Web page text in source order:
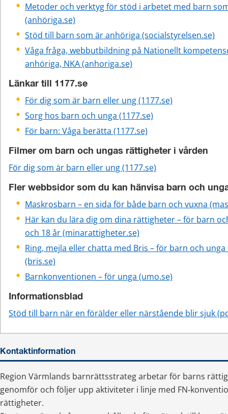
Metoder och verktyg för stöd i arbetet med barn
(anhöriga.se)
Stöd till barn som är anhöriga (socialstyrelsen.se)
Våga fråga, webbutbildning på Nationellt
anhöriga, NKA (anhoriga.se)
Länkar till 1177.se
För dig som är barn eller ung (1177.se)
Sorg hos barn och unga (1177.se)
För barn: Våga berätta (1177.se)
Filmer om barn och ungas rättigheter i vården
För dig som är barn eller ung (1177.se)
Fler webbsidor som du kan hänvisa barn och
Maskrosbarn – en sida för både barn och vuxna
Här kan du lära dig om dina rättigheter – för barn
och 18 år (minarattigheter.se)
Ring, mejla eller chatta med Bris – för barn och
(bris.se)
Barnkonventionen – för unga (umo.se)
Informationsblad
Stöd till barn när en förälder eller närstående blir sjuk
Kontaktinformation
Region Värmlands barnrättsstrateg arbetar för barns
genomför och följer upp aktiviteter i linje med
rättigheter.